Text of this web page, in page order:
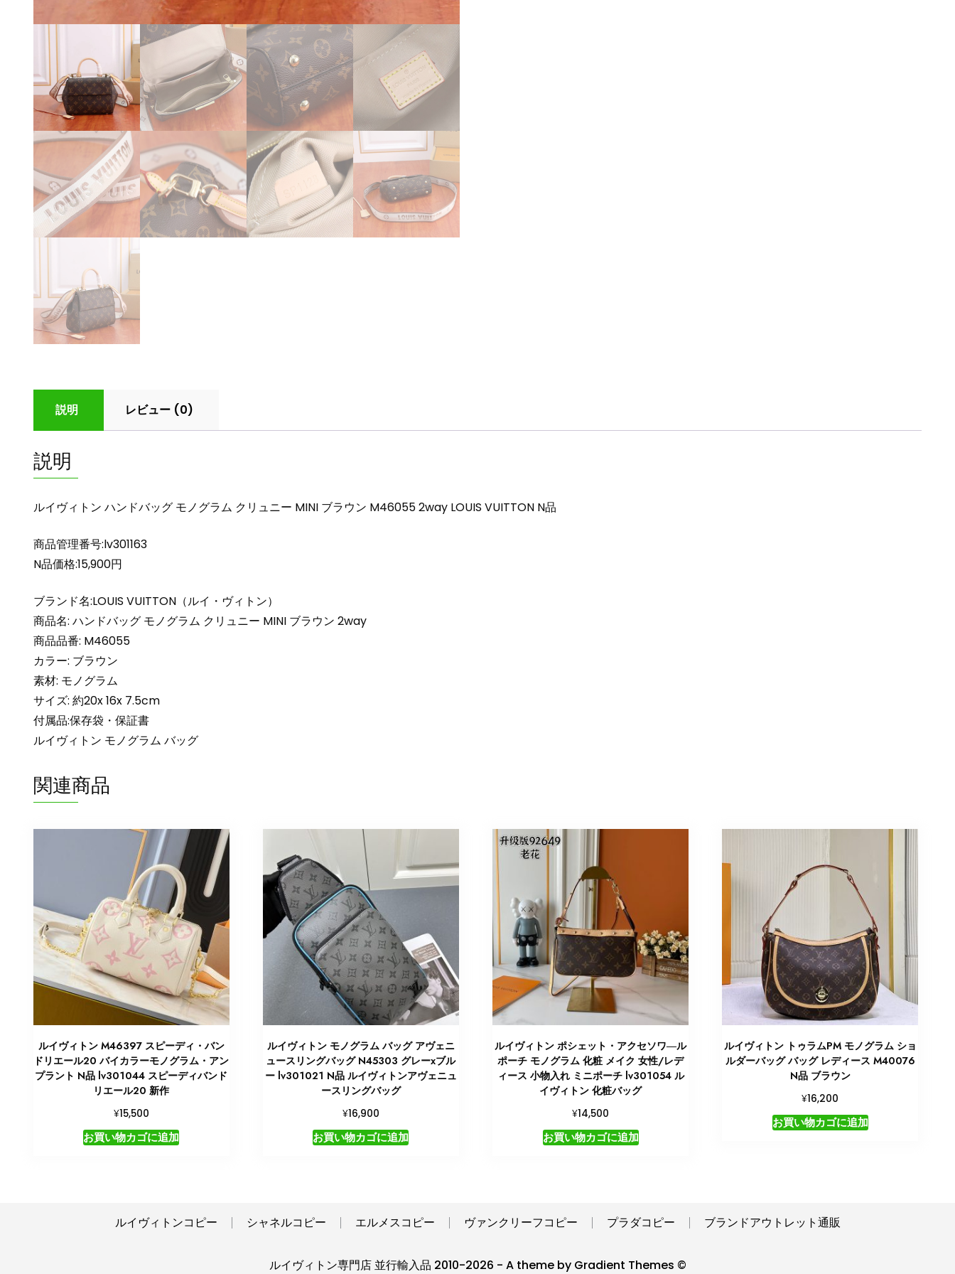
説明 レビュー (0)
説明
ルイヴィトン ハンドバッグ モノグラム クリュニー MINI ブラウン M46055 2way LOUIS VUITTON N品
商品管理番号:lv301163
N品価格:15,900円
ブランド名:LOUIS VUITTON（ルイ・ヴィトン）
商品名: ハンドバッグ モノグラム クリュニー MINI ブラウン 2way
商品品番: M46055
カラー: ブラウン
素材: モノグラム
サイズ: 約20x 16x 7.5cm
付属品:保存袋・保証書
ルイヴィトン モノグラム バッグ
関連商品
ルイヴィトン M46397 スピーディ・バン
ドリエール20 バイカラーモノグラム・アン
プラント N品 lv301044 スピーディバンド
リエール20 新作
¥15,500
お買い物カゴに追加
ルイヴィトン モノグラム バッグ アヴェニ
ュースリングバッグ N45303 グレーxブル
ー lv301021 N品 ルイヴィトンアヴェニュ
ースリングバッグ
¥16,900
お買い物カゴに追加
ルイヴィトン ポシェット・アクセソワ―ル
ポーチ モノグラム 化粧 メイク 女性/レデ
ィース 小物入れ ミニポーチ lv301054 ル
イヴィトン 化粧バッグ
¥14,500
お買い物カゴに追加
ルイヴィトン トゥラムPM モノグラム ショ
ルダーバッグ バッグ レディース M40076
N品 ブラウン
¥16,200
お買い物カゴに追加
ルイヴィトンコピー シャネルコピー エルメスコピー ヴァンクリーフコピー プラダコピー ブランドアウトレット通販
ルイヴィトン専門店 並行輸入品 2010-2026 - A theme by Gradient Themes ©